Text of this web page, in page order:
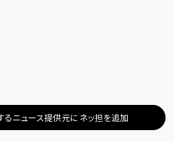
るニュース提供元にネッ担を追加